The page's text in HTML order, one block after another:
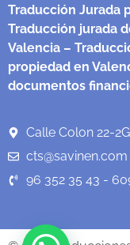
Traducción Jurada
Traducción jurada
Valencia –
propiedad en
documentos
Calle Colon 22-
cts@savinen.com
96 352 35 43 -